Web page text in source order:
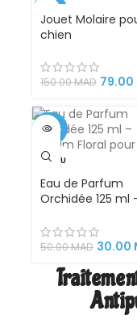
Jouet Molaire
chien
150.00MAD 79.00
-40%
VENDU
Eau de Parfum
Orchidée 125 ml
Chiens
50.00MAD 30.00